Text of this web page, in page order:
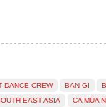
DANCE CREW BAN GI
EAST ASIA
CA MÚA